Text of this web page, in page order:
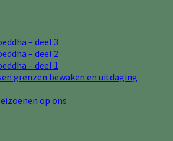
– deel 3
– deel 2
– deel 1
grenzen bewaken en uitdaging
op ons